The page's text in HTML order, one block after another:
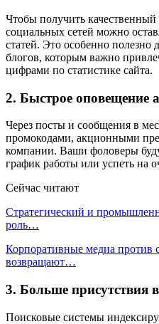
Чтобы получить качественный
социальных сетей можно
статей. Это особенно полезно
блогов, которым важно
цифрами по статистике сайта.
2. Быстрое оповещение
Через посты и сообщения в
промокодами, акционными
компании. Ваши фоловеры
график работы или успеть на
Сейчас читают
Стратегический и
роль…
Корпоративные медиа против
возвращают…
3. Больше присутствия
Поисковые системы